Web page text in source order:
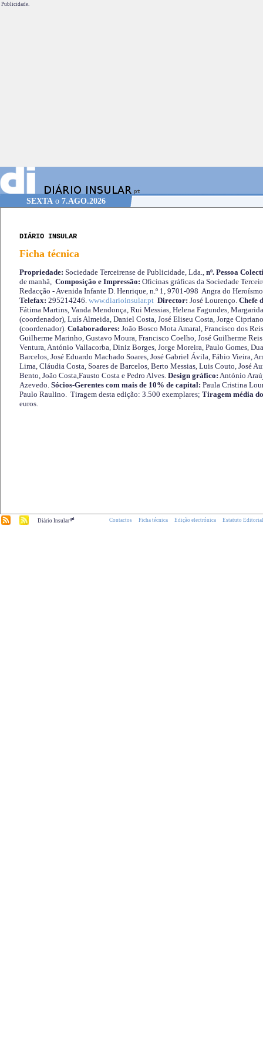
Publicidade.
SEXTA o 7.AGO.2026
DIÁRIO INSULAR
Ficha técnica
Propriedade: Sociedade Terceirense de Publicidade, Lda., nº. Pessoa
de manhã, Composição e Impressão: Oficinas gráficas da Sociedade
Redacção - Avenida Infante D. Henrique, n.º 1, 9701-098 Angra do
Telefax: 295214246. www.diarioinsular.pt Director: José Lourenço. Chefe
Fátima Martins, Vanda Mendonça, Rui Messias, Helena Fagundes,
(coordenador), Luís Almeida, Daniel Costa, José Eliseu Costa, Jorge
(coordenador). Colaboradores: João Bosco Mota Amaral, Francisco dos
Guilherme Marinho, Gustavo Moura, Francisco Coelho, José Guilherme
Ventura, António Vallacorba, Diniz Borges, Jorge Moreira, Paulo Gomes,
Barcelos, José Eduardo Machado Soares, José Gabriel Ávila, Fábio Vieira,
Lima, Cláudia Costa, Soares de Barcelos, Berto Messias, Luis Couto, José
Bento, João Costa,Fausto Costa e Pedro Alves. Design gráfico: António
Azevedo. Sócios-Gerentes com mais de 10% de capital: Paula Cristina
Paulo Raulino. Tiragem desta edição: 3.500 exemplares; Tiragem média
euros.
Diário Insular.pt Contactos Ficha técnica Edição electrónica Estatuto Editorial